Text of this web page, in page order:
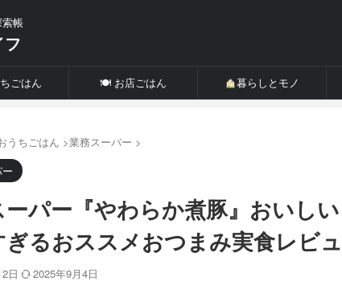
帳
ごはん 🍽 お店ごはん 暮らしとモノ
うちごはん >業務スーパー >
ーパー『やわらか煮豚』おいし
ぎるおススメおつまみ実食レビ
日 2025年9月4日